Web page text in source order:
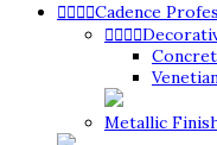
Cadence

Metallic